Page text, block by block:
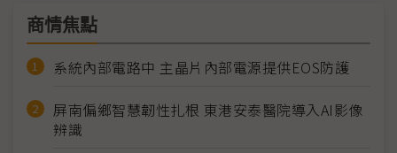
商情焦點
系統內部電路中 主晶片內部電源提供EOS防護
屏南偏鄉智慧韌性扎根 東港安泰醫院導入AI影像
辨識